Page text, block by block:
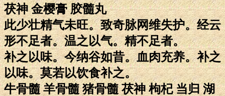
茯神 金樱膏 胶髓丸
此少壮精气未旺。致奇脉网维失护。经云
形不足者。温之以气。精不足者。
补之以味。今纳谷如昔。血肉充养。补之
以味。莫若以饮食补之。
牛骨髓 羊骨髓 猪骨髓 茯神 枸杞 当归 湖